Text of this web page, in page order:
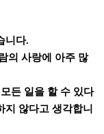
니다.
의 사랑에 아주 많
든 일을 할 수 있다
지 않다고 생각합니